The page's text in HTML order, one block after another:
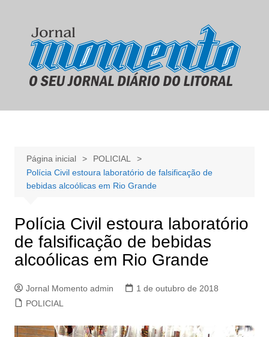
conteúdo
Página inicial
POLICIAL
Polícia Civil estoura laboratório de falsificação de
bebidas alcoólicas em Rio Grande
Polícia Civil estoura laboratório
de falsificação de bebidas
alcoólicas em Rio Grande
Jornal Momento admin
1 de outubro de 2018
POLICIAL